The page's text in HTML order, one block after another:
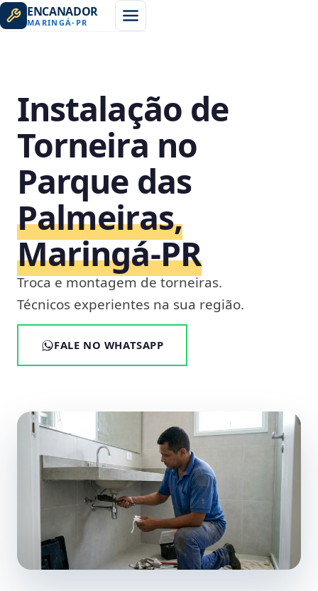
ENCANADOR
MARINGÁ- PR
Instalação de
Torneira no
Parque das
Palmeiras,
Maringá‑PR
Troca e montagem de torneiras.
Técnicos experientes na sua região.
FALE NO WHATSAPP